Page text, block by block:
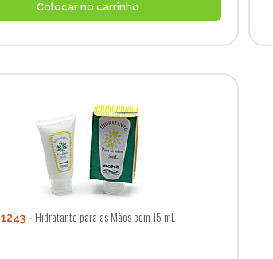
Colocar no carrinho
1243 Hidratante para as Mãos com 15 mL